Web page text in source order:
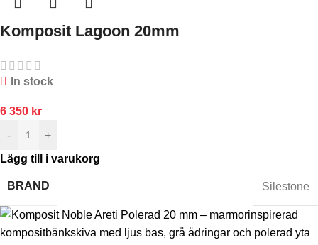
Komposit Lagoon 20mm
In stock
6 350 kr
-
+
Lägg till i varukorg
BRAND Silestone